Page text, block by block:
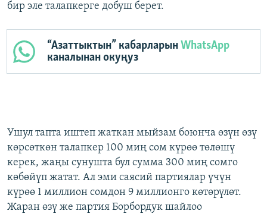
бир эле талапкерге добуш берет.
“Азаттыктын” кабарларынWhatsApp
каналынан окуңуз
Ушул тапта иштеп жаткан мыйзам боюнча өзүн өзү
көрсөткөн талапкер 100 миң сом күрөө төлөшү
керек, жаңы сунушта бул сумма 300 миң сомго
көбөйүп жатат. Ал эми саясий партиялар үчүн
күрөө 1 миллион сомдон 9 миллионго көтөрүлөт.
Жаран өзү же партия Борбордук шайлоо